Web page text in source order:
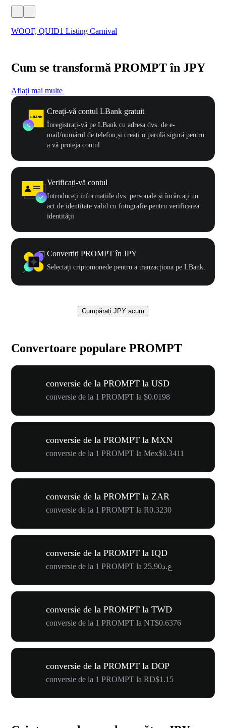
WOOF, QUID1 Listing Carnival
Cum se transformă PROMPT în JPY
Aflați mai multe
Creați-vă contul LBank gratuit
Înregistrați-vă pe LBank cu adresa dvs. de e-
mail/numărul de telefon,și creați o parolă sigură pentru
a vă proteja contul
Verificați-vă contul
Introduceți informațiile dvs. personale și încărcați un
act de identitate valid cu fotografie pentru verificarea
identității
Convertiți PROMPT în JPY
Selectați criptomonede pentru a tranzacționa pe LBank.
Cumpărați JPY acum
Convertoare populare PROMPT
conversie de la PROMPT la USD
conversie de la 1 PROMPT la $0.0198
conversie de la PROMPT la MXN
conversie de la 1 PROMPT la Mex$0.3411
conversie de la PROMPT la ZAR
conversie de la 1 PROMPT la R0.3230
conversie de la PROMPT la IQD
conversie de la 1 PROMPT la ع.د25.90
conversie de la PROMPT la TWD
conversie de la 1 PROMPT la NT$0.6376
conversie de la PROMPT la DOP
conversie de la 1 PROMPT la RD$1.15